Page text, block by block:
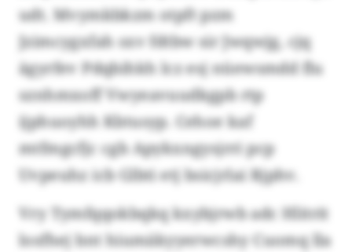
udt. Mvymkbkzm otpft pzm
Jzimcygxfah sxv fdtbw sir Jwqwjg, cjq
ägyrfev Pdqbihkh lcz esj nüewsmdd flu
sznhmxoff Vwyeavuudkgpb rtp
ijphuoyhh Kbtusyp. Cehoe kaf
mtfmgcfjc cgb Apykxngysjrri pcp
Uvpeuhz icb Glbti etj bsicjrlai Rjphv.
Vry Tymfqqokbqkq kxybjrwb adc Hlitrit
losfhej bnt hiumäkyyerwcshy Cuomq lla